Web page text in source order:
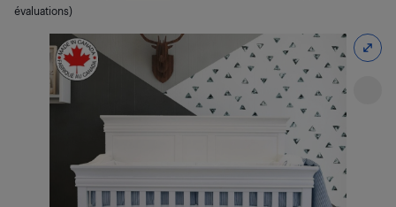
évaluations)